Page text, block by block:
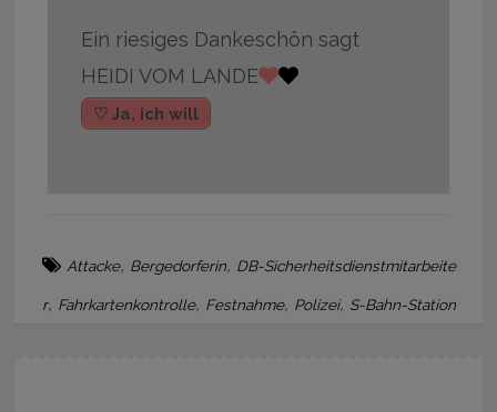
Ein riesiges Dankeschön sagt
HEIDI VOM LANDE
♡ Ja, ich will
Attacke, Bergedorferin, DB-Sicherheitsdienstmitarbeite
r, Fahrkartenkontrolle, Festnahme, Polizei, S-Bahn-Station